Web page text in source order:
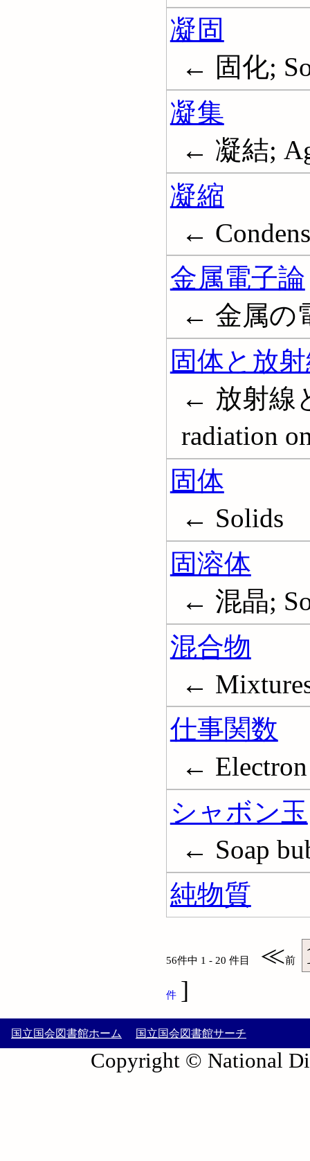
凝固
← 固化;
凝集
← 凝結;
凝縮
←
金属電子論
← 金属の
固体と放
← 放射線
radiation
固体
← Solids
固溶体
← 混晶;
混合物
←
仕事関数
←
シャボン玉
← Soap
純物質
56件中 1 - 20 件目 ≪前
件 ]
国立国会図書館ホーム 国立国会図書館サーチ
Copyright © National